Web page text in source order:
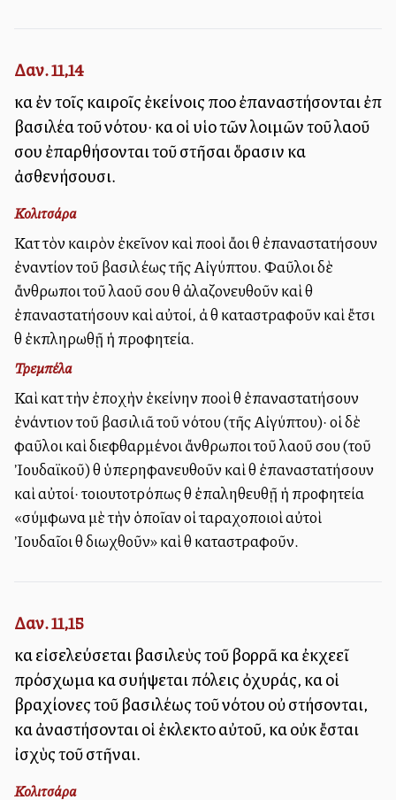
Δαν. 11,14
καὶ ἐν τοῖς καιροῖς ἐκείνοις πολλοὶ ἐπαναστήσονται ἐπὶ
βασιλέα τοῦ νότου· καὶ οἱ υἱοὶ τῶν λοιμῶν τοῦ λαοῦ
σου ἐπαρθήσονται τοῦ στῆσαι ὅρασιν καὶ
ἀσθενήσουσι.
Κολιτσάρα
Κατὰ τὸν καιρὸν ἐκεῖνον καὶ πολλοὶ ἄλλοι θὰ ἐπαναστατήσουν
ἐναντίον τοῦ βασιλέως τῆς Αἰγύπτου. Φαῦλοι δὲ
ἄνθρωποι τοῦ λαοῦ σου θὰ ἀλαζονευθοῦν καὶ θὰ
ἐπαναστατήσουν καὶ αὐτοί, ἀλλὰ θὰ καταστραφοῦν καὶ ἔτσι
θὰ ἐκπληρωθῇ ἡ προφητεία.
Τρεμπέλα
Καὶ κατὰ τὴν ἐποχὴν ἐκείνην πολλοὶ θὰ ἐπαναστατήσουν
ἐνάντιον τοῦ βασιλιᾶ τοῦ νότου (τῆς Αἰγύπτου)· οἱ δὲ
φαῦλοι καὶ διεφθαρμένοι ἄνθρωποι τοῦ λαοῦ σου (τοῦ
Ἰουδαϊκοῦ) θὰ ὑπερηφανευθοῦν καὶ θὰ ἐπαναστατήσουν
καὶ αὐτοί· τοιουτοτρόπως θὰ ἐπαληθευθῇ ἡ προφητεία
«σύμφωνα μὲ τὴν ὁποῖαν οἱ ταραχοποιοὶ αὐτοὶ
Ἰουδαῖοι θὰ διωχθοῦν» καὶ θὰ καταστραφοῦν.
Δαν. 11,15
καὶ εἰσελεύσεται βασιλεὺς τοῦ βορρᾶ καὶ ἐκχεεῖ
πρόσχωμα καὶ συλλήψεται πόλεις ὀχυράς, καὶ οἱ
βραχίονες τοῦ βασιλέως τοῦ νότου οὐ στήσονται,
καὶ ἀναστήσονται οἱ ἐκλεκτοὶ αὐτοῦ, καὶ οὐκ ἔσται
ἰσχὺς τοῦ στῆναι.
Κολιτσάρα